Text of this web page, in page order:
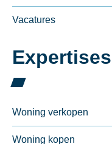
Vacatures
Expertises
Woning verkopen
Woning kopen